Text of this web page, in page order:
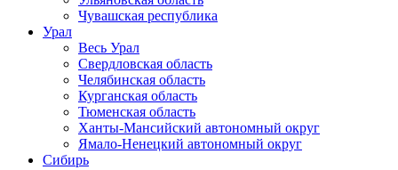
Чувашская республика
Урал
Весь Урал
Свердловская область
Челябинская область
Курганская область
Тюменская область
Ханты-Мансийский автономный округ
Ямало-Ненецкий автономный округ
Сибирь